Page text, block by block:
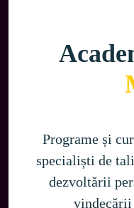
Programe și
specialiști de
dezvoltării